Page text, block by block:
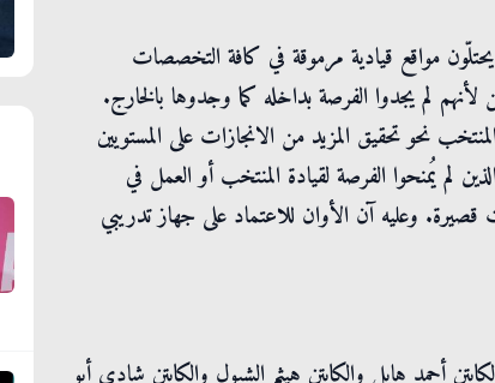
يحتلّون مواقع قيادية مرموقة في كافة التخصصات
لم يجدوا الفرصة بداخله كما وجدوها بالخارج.
نحو تحقيق المزيد من الانجازات على المستويين
لم يُمنحوا الفرصة لقيادة المنتخب أو العمل في
قصيرة. وعليه آن الأوان للاعتماد على جهاز تدريبي
أحمد هايل والكابتن هيثم الشبول والكابتن شادي أبو